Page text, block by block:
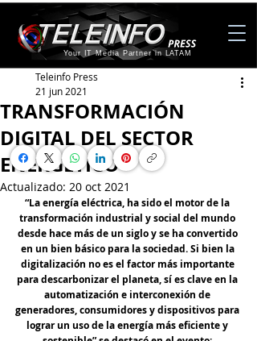
Your IT Media Partner in LATAM
TRANSFORMACIÓN
DIGITAL DEL SECTOR
ENERGÉTICO
Teleinfo Press
21 jun 2021
Actualizado: 20 oct 2021
“La energía eléctrica, ha sido el motor de la
transformación industrial y social del mundo
desde hace más de un siglo y se ha convertido
en un bien básico para la sociedad. Si bien la
digitalización no es el factor más importante
para descarbonizar el planeta, sí es clave en la
automatización e interconexión de
generadores, consumidores y dispositivos para
lograr un uso de la energía más eficiente y